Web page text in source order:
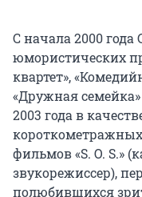
С начала 2000 года
юмористических
квартет»,
«Дружная
2003 года в
фильмов «S. O. S.»
звукорежиссер),
полюбившихся